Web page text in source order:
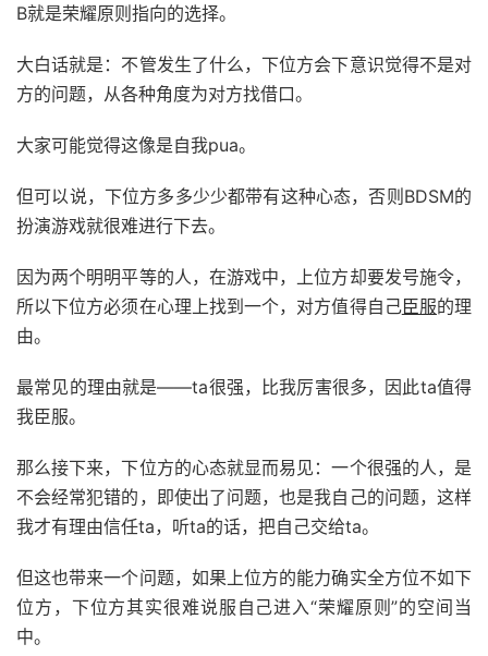
B就是荣耀原则指向的选择。
大白话就是：不管发生了什么，下位方会下意识觉得不是对
方的问题，从各种角度为对方找借口。
大家可能觉得这像是自我pua。
但可以说，下位方多多少少都带有这种心态，否则BDSM的
扮演游戏就很难进行下去。
因为两个明明平等的人，在游戏中，上位方却要发号施令，
所以下位方必须在心理上找到一个，对方值得自己臣服的理
由。
最常见的理由就是——ta很强，比我厉害很多，因此ta值得
我臣服。
那么接下来，下位方的心态就显而易见：一个很强的人，是
不会经常犯错的，即使出了问题，也是我自己的问题，这样
我才有理由信任ta，听ta的话，把自己交给ta。
但这也带来一个问题，如果上位方的能力确实全方位不如下
位方，下位方其实很难说服自己进入“荣耀原则”的空间当
中。